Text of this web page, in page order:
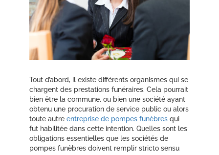
Tout d’abord, il existe différents organismes qui se
chargent des prestations funéraires. Cela pourrait
bien être la commune, ou bien une société ayant
obtenu une procuration de service public ou alors
toute autre entreprise de pompes funèbresqui
fut habilitée dans cette intention. Quelles sont les
obligations essentielles que les sociétés de
pompes funèbres doivent remplir stricto sensu